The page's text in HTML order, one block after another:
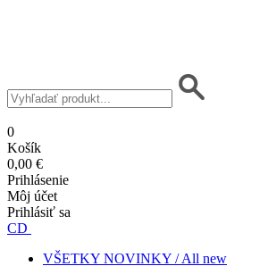
0
Košík
0,00 €
Prihlásenie
Môj účet
Prihlásiť sa
CD
VŠETKY NOVINKY / All new